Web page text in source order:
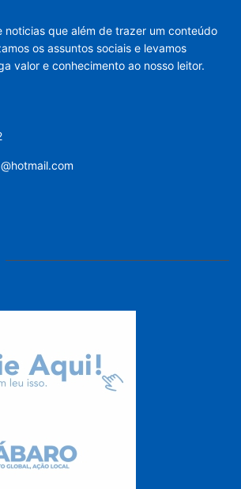
noticias que além de trazer um conteúdo
os assuntos sociais e levamos
valor e conhecimento ao nosso leitor.